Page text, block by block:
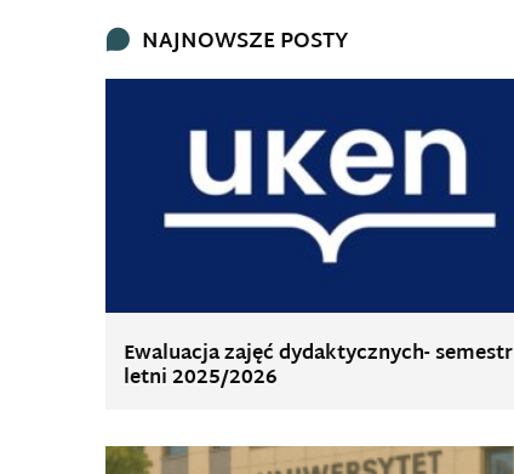
NAJNOWSZE POSTY
Ewaluacja zajęć dydaktycznych- semestr
letni 2025/2026